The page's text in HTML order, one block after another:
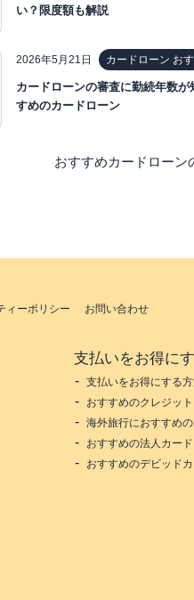
い？限度額も解説
2026年5月21日 カードローン お
カードローンの審査に勤続年数が
すめのカードローン
おすすめカードローン
ィーポリシー お問い合わせ
支払いをお得に
支払いをお得にする
おすすめのクレジッ
海外旅行におすすめ
おすすめの法人カード
おすすめのデビッド